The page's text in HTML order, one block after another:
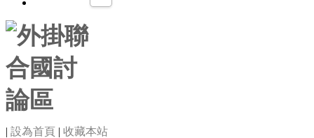
| 設為首頁 | 收藏本站